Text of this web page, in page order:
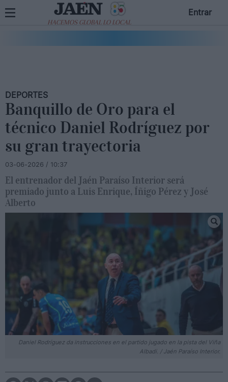
HACEMOS GLOBAL LO LOCAL
Entrar
DEPORTES
Banquillo de Oro para el
técnico Daniel Rodríguez por
su gran trayectoria
03-06-2026 / 10:37
El entrenador del Jaén Paraíso Interior será
premiado junto a Luis Enrique, Íñigo Pérez y José
Alberto
Daniel Rodríguez da instrucciones en el partido jugado en la pista del Viña
Albadi. / Jaén Paraíso Interior.